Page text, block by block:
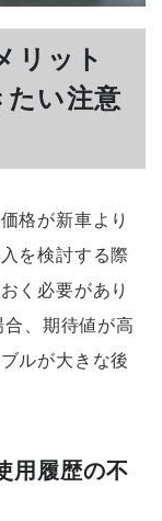
リット
たい注意
格が新車より
を検討する際
く必要があり
、期待値が高
ルが大きな後
用履歴の不